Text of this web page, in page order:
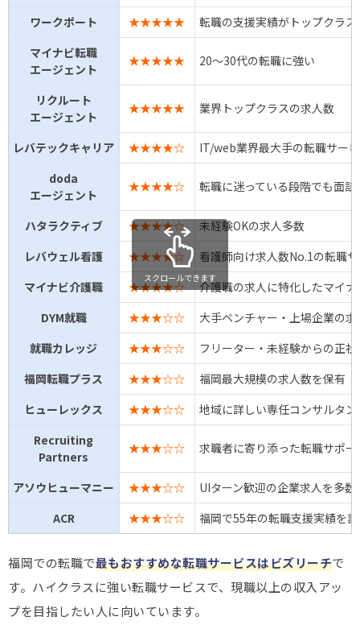
ワークポート
★★★★★
転職の支援実績がトップクラス
マイナビ転職
エージェント
★★★★★ 20～30代の転職に強い
リクルート
エージェント
★★★★★ 業界トップクラスの求人数
レバテックキャリア ★★★★☆
IT/web業界最大手の転職サー
doda
エージェント
★★★★☆ 転職に迷っている段階でも面談
ハタラクティブ ★★★★☆
未経験OKの求人多数
レバウェル看護
★★★★☆
看護師向け求人数No.1の転職
マイナビ介護職
★★★★☆
介護職の求人に特化したマイ
DYM就職
★★★☆☆
大手ベンチャー・上場企業の
就職カレッジ
★★★☆☆
フリーター・未経験からの正
福岡転職プラス
★★★☆☆
福岡最大規模の求人数を保有
ヒューレックス
★★★☆☆
地域に詳しい専任コンサルタ
Recruiting
Partners
★★★☆☆ 求職者に寄り添った転職サポ
アソウヒューマニー ★★★☆☆
UIターン歓迎の企業求人を多数
ACR
★★★☆☆ 福岡で55年の転職支援実績を
スクロールできます
福岡での転職で最もおすすめな転職サービスはビズリーチで
す。ハイクラスに強い転職サービスで、現職以上の収入アッ
プを目指したい人に向いています。